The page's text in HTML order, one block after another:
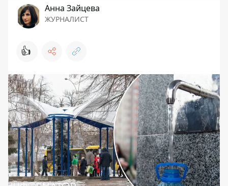
Анна Зайцева
ЖУРНАЛИСТ
👍